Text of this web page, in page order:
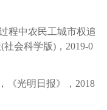
程中农民工城市权追
(社会科学版)， 2019-0
《光明日报》， 2018